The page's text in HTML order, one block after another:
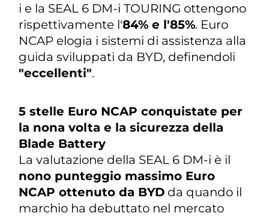
i e la SEAL 6 DM-i TOURING ottengono
rispettivamente l'84% e l'85%. Euro
NCAP elogia i sistemi di assistenza alla
guida sviluppati da BYD, definendoli
"eccellenti".
5 stelle Euro NCAP conquistate per
la nona volta e la sicurezza della
Blade Battery
La valutazione della SEAL 6 DM-i è il
nono punteggio massimo Euro
NCAP ottenuto da BYD da quando il
marchio ha debuttato nel mercato